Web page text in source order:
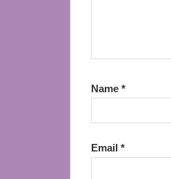
Name *
Email *